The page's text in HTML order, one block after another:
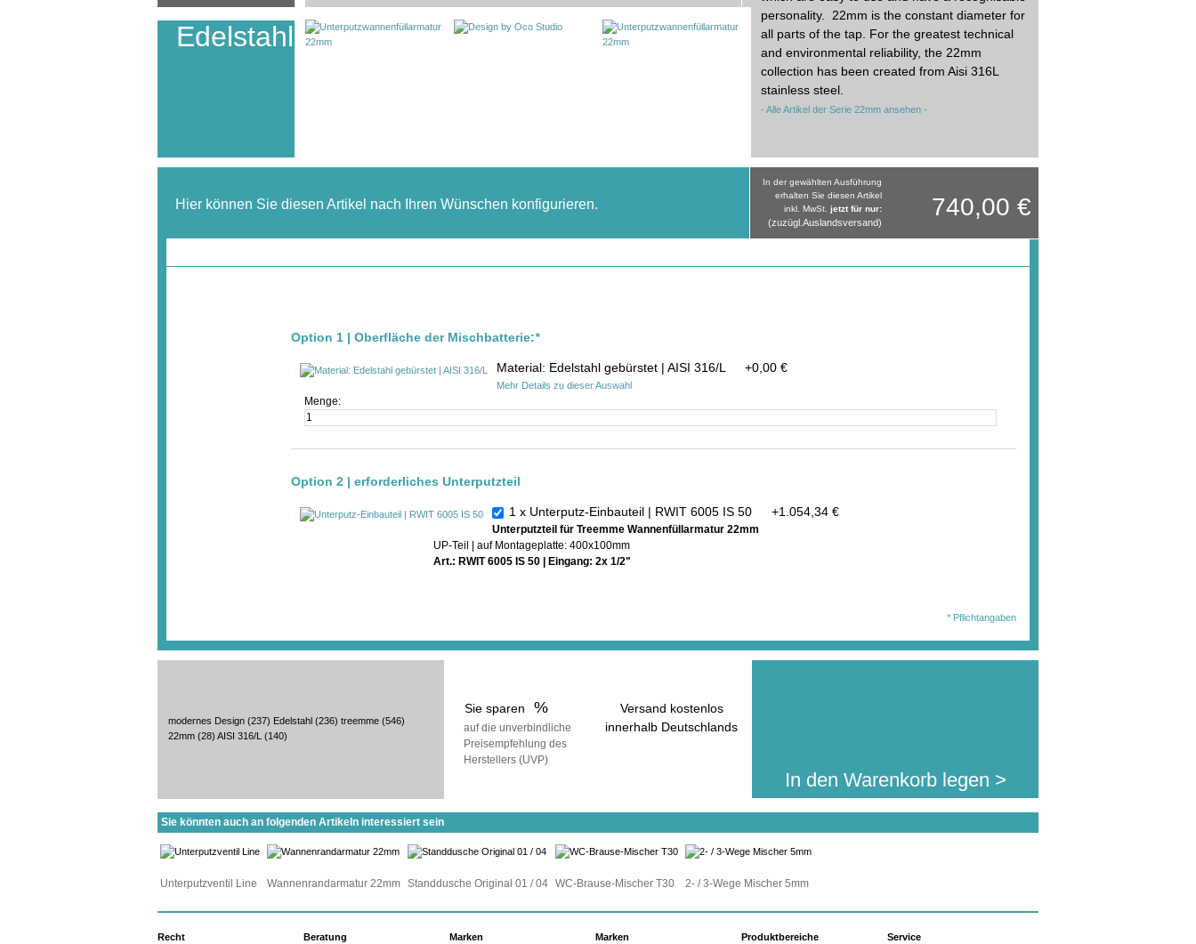
Edelstahl
personality. 22mm is the constant diameter for
all parts of the tap. For the greatest technical
and environmental reliability, the 22mm
collection has been created from Aisi 316L
stainless steel.
- Alle Artikel der Serie 22mm ansehen -
Hier können Sie diesen Artikel nach Ihren Wünschen konfigurieren.
In der gewählten Ausführung
erhalten Sie diesen Artikel
inkl. MwSt. jetzt für nur:
(zuzügl.Auslandsversand)
740,00 €
Option 1 | Oberfläche der Mischbatterie:*
Material: Edelstahl gebürstet | AISI 316/L +0,00 €
Mehr Details zu dieser Auswahl
Menge:
Option 2 | erforderliches Unterputzteil
1 x Unterputz-Einbauteil | RWIT 6005 IS 50 +1.054,34 €
Unterputzteil für Treemme Wannenfüllarmatur 22mm
UP-Teil | auf Montageplatte: 400x100mm
Art.: RWIT 6005 IS 50 | Eingang: 2x 1/2"
* Pflichtangaben
Sie sparen %
auf die unverbindliche
Preisempfehlung des
Herstellers (UVP)
Versand kostenlos
innerhalb Deutschlands
In den Warenkorb legen >
modernes Design (237) Edelstahl (236) treemme (546)
22mm (28) AISI 316/L (140)
Sie könnten auch an folgenden Artikeln interessiert sein
Unterputzventil Line Wannenrandarmatur 22mm Standdusche Original 01 / 04 WC-Brause-Mischer T30 2- / 3-Wege Mischer 5mm
Recht Beratung Marken Marken Produktbereiche Service